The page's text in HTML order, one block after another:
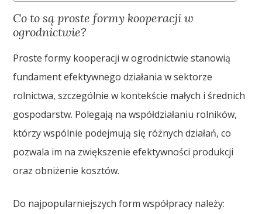
Co to są proste formy kooperacji w
ogrodnictwie?
Proste formy kooperacji w ogrodnictwie stanowią
fundament efektywnego działania w sektorze
rolnictwa, szczególnie w kontekście małych i średnich
gospodarstw. Polegają na współdziałaniu rolników,
którzy wspólnie podejmują się różnych działań, co
pozwala im na zwiększenie efektywności produkcji
oraz obniżenie kosztów.
Do najpopularniejszych form współpracy należy: